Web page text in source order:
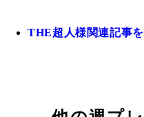
THE超人様関連記事